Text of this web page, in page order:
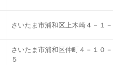
さいたま市浦和区上木崎４－１
さいたま市浦和区仲町４－１０
５